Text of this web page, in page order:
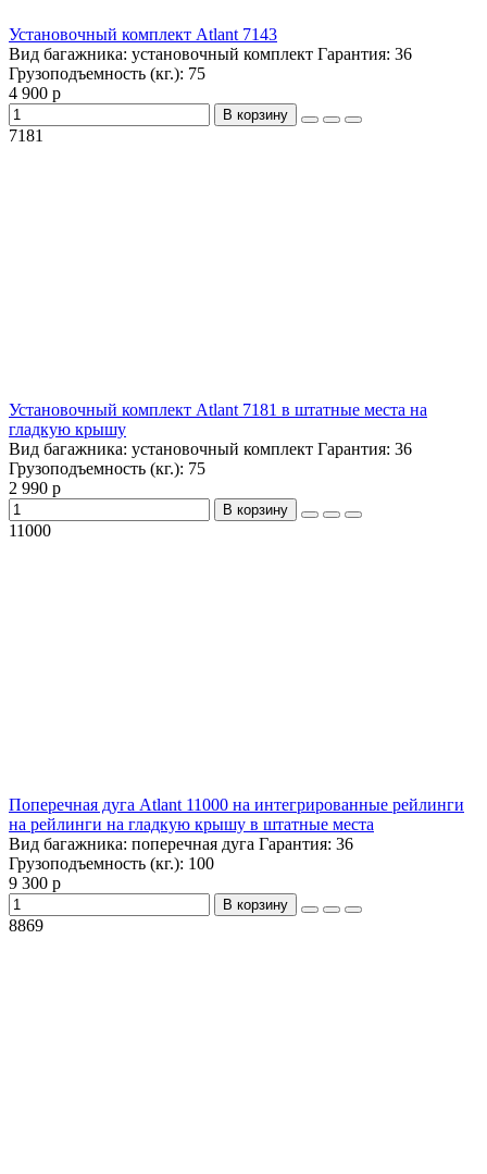
Установочный комплект Atlant 7143
Вид багажника: установочный комплект Гарантия: 36
Грузоподъемность (кг.): 75
4 900 р
В корзину
7181
Установочный комплект Atlant 7181 в штатные места на
гладкую крышу
Вид багажника: установочный комплект Гарантия: 36
Грузоподъемность (кг.): 75
2 990 р
В корзину
11000
Поперечная дуга Atlant 11000 на интегрированные рейлинги
на рейлинги на гладкую крышу в штатные места
Вид багажника: поперечная дуга Гарантия: 36
Грузоподъемность (кг.): 100
9 300 р
В корзину
8869